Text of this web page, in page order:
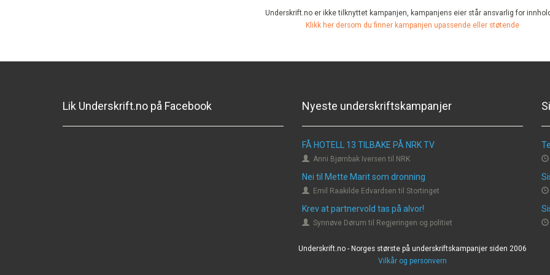
Underskrift.no er ikke tilknyttet kampanjen, kampanjens eier står ansvarlig for
Klikk her dersom du finner kampanjen upassende eller støtende
Lik Underskrift.no på Facebook Nyeste underskriftskampanjer
FÅ HOTELL 13 TILBAKE PÅ NRK TV
Anni Bjørnbak Iversen til NRK
Nei til Mette Marit som dronning
Emil Raakilde Edvardsen til Stortinget
Krev at partnervold tas på alvor!
Synnøve Dørum til Regjeringen og politiet
Underskrift.no - Norges største på underskriftskampanjer siden 2006
Vilkår og personvern